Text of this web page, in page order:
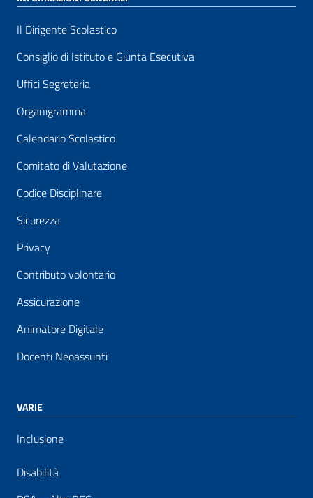
Il Dirigente Scolastico
Consiglio di Istituto e Giunta Esecutiva
Uffici Segreteria
Organigramma
Calendario Scolastico
Comitato di Valutazione
Codice Disciplinare
Sicurezza
Privacy
Contributo volontario
Assicurazione
Animatore Digitale
Docenti Neoassunti
VARIE
Inclusione
Disabilità